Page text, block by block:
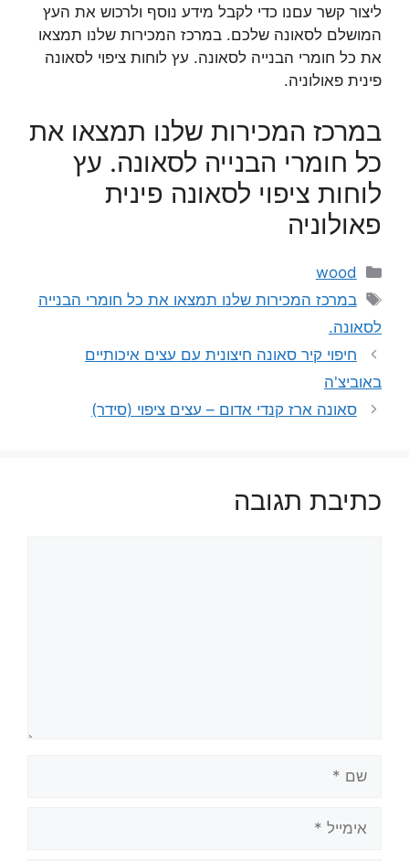
ליצור קשר עםנו כדי לקבל מידע נוסף ולרכוש את העץ
המושלם לסאונה שלכם. במרכז המכירות שלנו תמצאו
את כל חומרי הבנייה לסאונה. עץ לוחות ציפוי לסאונה
פינית פאולוניה.
במרכז המכירות שלנו תמצאו את
כל חומרי הבנייה לסאונה. עץ
לוחות ציפוי לסאונה פינית
פאולוניה
קטגוריות
wood
תגיות
במרכז המכירות שלנו תמצאו את כל חומרי הבנייה
לסאונה.
חיפוי קיר סאונה חיצונית עם עצים איכותיים
באוביצ'ה
סאונה ארז קנדי אדום – עצים ציפוי (סידר)
כתיבת תגובה